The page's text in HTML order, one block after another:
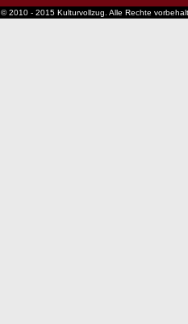
© 2010 - 2015 Kulturvollzug. Alle Rechte